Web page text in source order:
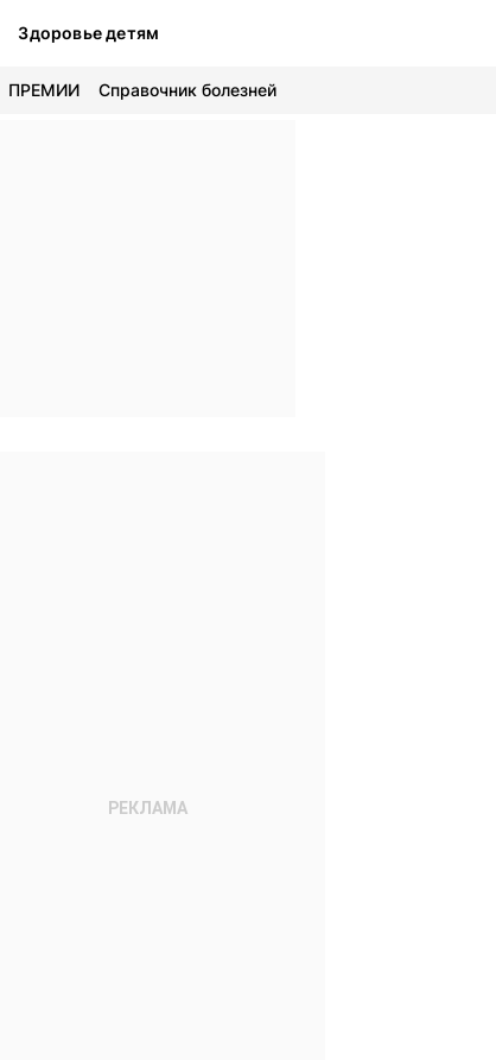
Здоровье детям
ПРЕМИИ Справочник болезней